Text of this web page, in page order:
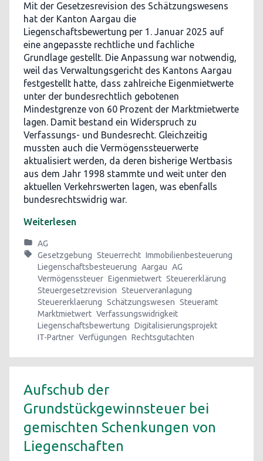
Mit der Gesetzesrevision des Schätzungswesens
hat der Kanton Aargau die
Liegenschaftsbewertung per 1. Januar 2025 auf
eine angepasste rechtliche und fachliche
Grundlage gestellt. Die Anpassung war notwendig,
weil das Verwaltungsgericht des Kantons Aargau
festgestellt hatte, dass zahlreiche Eigenmietwerte
unter der bundesrechtlich gebotenen
Mindestgrenze von 60 Prozent der Marktmietwerte
lagen. Damit bestand ein Widerspruch zu
Verfassungs- und Bundesrecht. Gleichzeitig
mussten auch die Vermögenssteuerwerte
aktualisiert werden, da deren bisherige Wertbasis
aus dem Jahr 1998 stammte und weit unter den
aktuellen Verkehrswerten lagen, was ebenfalls
bundesrechtswidrig war.
Weiterlesen
AG
Gesetzgebung Steuerrecht Immobilienbesteuerung
Liegenschaftsbesteuerung Aargau AG
Vermögenssteuer Eigenmietwert Steuererklärung
Steuergesetzrevision Steuerveranlagung
Steuererklaerung Schätzungswesen Steueramt
Marktmietwert Verfassungswidrigkeit
Liegenschaftsbewertung Digitalisierungsprojekt
IT-Partner Verfügungen Rechtsgutachten
Aufschub der
Grundstückgewinnsteuer bei
gemischten Schenkungen von
Liegenschaften